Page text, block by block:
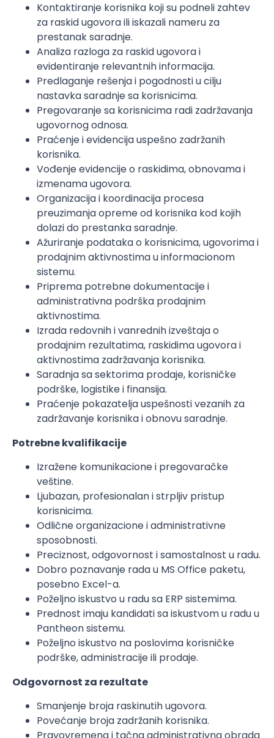
Kontaktiranje korisnika koji su podneli zahtev
za raskid ugovora ili iskazali nameru za
prestanak saradnje.
Analiza razloga za raskid ugovora i
evidentiranje relevantnih informacija.
Predlaganje rešenja i pogodnosti u cilju
nastavka saradnje sa korisnicima.
Pregovaranje sa korisnicima radi zadržavanja
ugovornog odnosa.
Praćenje i evidencija uspešno zadržanih
korisnika.
Vođenje evidencije o raskidima, obnovama i
izmenama ugovora.
Organizacija i koordinacija procesa
preuzimanja opreme od korisnika kod kojih
dolazi do prestanka saradnje.
Ažuriranje podataka o korisnicima, ugovorima i
prodajnim aktivnostima u informacionom
sistemu.
Priprema potrebne dokumentacije i
administrativna podrška prodajnim
aktivnostima.
Izrada redovnih i vanrednih izveštaja o
prodajnim rezultatima, raskidima ugovora i
aktivnostima zadržavanja korisnika.
Saradnja sa sektorima prodaje, korisničke
podrške, logistike i finansija.
Praćenje pokazatelja uspešnosti vezanih za
zadržavanje korisnika i obnovu saradnje.
Potrebne kvalifikacije
Izražene komunikacione i pregovaračke
veštine.
Ljubazan, profesionalan i strpljiv pristup
korisnicima.
Odlične organizacione i administrativne
sposobnosti.
Preciznost, odgovornost i samostalnost u radu.
Dobro poznavanje rada u MS Office paketu,
posebno Excel-a.
Poželjno iskustvo u radu sa ERP sistemima.
Prednost imaju kandidati sa iskustvom u radu u
Pantheon sistemu.
Poželjno iskustvo na poslovima korisničke
podrške, administracije ili prodaje.
Odgovornost za rezultate
Smanjenje broja raskinutih ugovora.
Povećanje broja zadržanih korisnika.